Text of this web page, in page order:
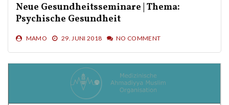
Neue Gesundheitsseminare | Thema:
Psychische Gesundheit
MAMO 29. JUNI 2018 NO COMMENT